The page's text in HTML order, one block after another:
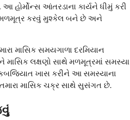
હોર્મોન્સ આંતરડાના કાર્યને ધીમું કરી
મળમૂત્ર કરવું મુશ્કેલ બને છે અને
માસિક સમયગાળા દરમિયાન
લક્ષણો સાથે મળમૂત્રમાં સમસ્યા
ખાસ કરીને આ સમસ્યાના
માસિક ચક્ર સાથે સુસંગત છે.